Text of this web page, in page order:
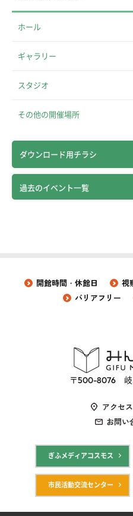
ホール
ギャラリー
スタジオ
その他の開催場所
ダウンロード用チラシ
過去のイベント一覧
開館時間・休館日 視
バリアフリー
〒500-8076 岐
アクセ
お問い
ぎふメディアコスモス
市民活動交流センター